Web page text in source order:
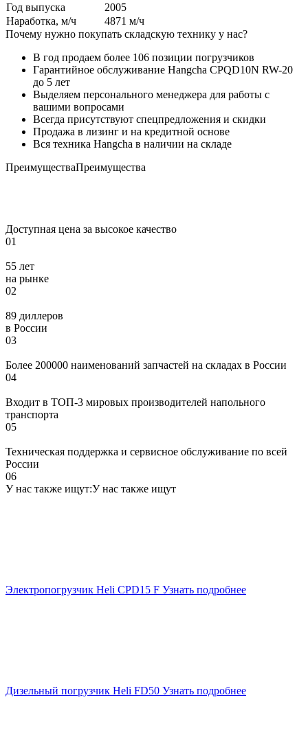
Год выпуска
2005
Наработка, м/ч
4871 м/ч
Почему нужно покупать складскую технику у нас?
В год продаем более 106 позиции погрузчиков
Гарантийное обслуживание Hangcha CPQD10N RW-20
до 5 лет
Выделяем персонального менеджера для работы с
вашими вопросами
Всегда присутствуют спецпредложения и скидки
Продажа в лизинг и на кредитной основе
Вся техника Hangcha в наличии на складе
ПреимуществаПреимущества
Доступная цена за высокое качество
01
55 лет
на рынке
02
89 диллеров
в России
03
Более 200000 наименований запчастей на складах в России
04
Входит в ТОП-3 мировых производителей напольного
транспорта
05
Техническая поддержка и сервисное обслуживание по всей
России
06
У нас также ищут:У нас также ищут
Электропогрузчик Heli CPD15 F Узнать подробнее
Дизельный погрузчик Heli FD50 Узнать подробнее